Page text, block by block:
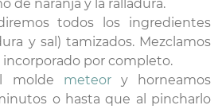
de naranja y la ralladura.
todos los ingredientes
y sal) tamizados. Mezclamos
incorporado por completo.
molde meteory horneamos
o hasta que al pincharlo